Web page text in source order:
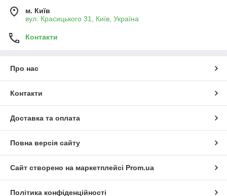
м. Київ
вул. Красицького 31, Київ, Україна
Контакти
Про нас
Контакти
Доставка та оплата
Повна версія сайту
Сайт створено на маркетплейсі Prom.ua
Політика конфіденційності